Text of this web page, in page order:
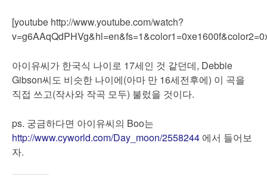
[youtube http://www.youtube.com/watch?
아이유씨가 한국식 나이로 17세인 것 같던데, Debbie
Gibson씨도 비슷한 나이에(아마 만 16세전후에) 이 곡을
직접 쓰고(작사와 작곡 모두) 불렀을 것이다.
ps. 궁금하다면 아이유씨의 Boo는
http://www.cyworld.com/Day_moon/2558244 에서 들어보
자.